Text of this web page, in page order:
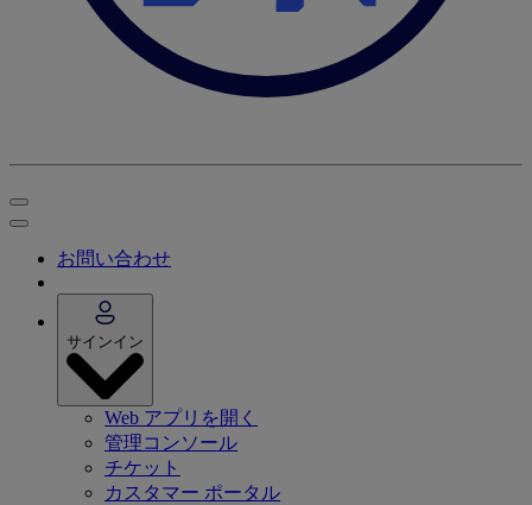
お問い合わせ
サインイン
Web アプリを開く
管理コンソール
チケット
カスタマー ポータル